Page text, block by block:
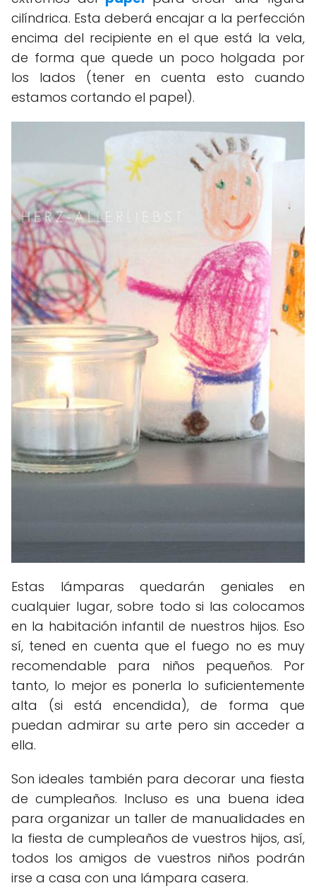
cilíndrica. Esta deberá encajar a la perfección
encima del recipiente en el que está la vela,
de forma que quede un poco holgada por
los lados (tener en cuenta esto cuando
estamos cortando el papel).
Estas lámparas quedarán geniales en
cualquier lugar, sobre todo si las colocamos
en la habitación infantil de nuestros hijos. Eso
sí, tened en cuenta que el fuego no es muy
recomendable para niños pequeños. Por
tanto, lo mejor es ponerla lo suficientemente
alta (si está encendida), de forma que
puedan admirar su arte pero sin acceder a
ella.
Son ideales también para decorar una fiesta
de cumpleaños. Incluso es una buena idea
para organizar un taller de manualidades en
la fiesta de cumpleaños de vuestros hijos, así,
todos los amigos de vuestros niños podrán
irse a casa con una lámpara casera.